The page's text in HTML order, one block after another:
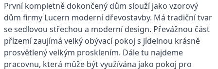
První kompletně dokončený dům slouží jako vzorový
dům firmy Lucern moderní dřevostavby. Má tradiční tvar
se sedlovou střechou a moderní design. Převážnou část
přízemí zaujímá velký obývací pokoj s jídelnou krásně
prosvětlený velkým prosklením. Dále tu najdeme
pracovnu, která může být využívána jako pokoj pro